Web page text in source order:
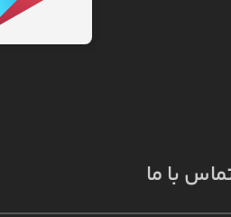
با ما